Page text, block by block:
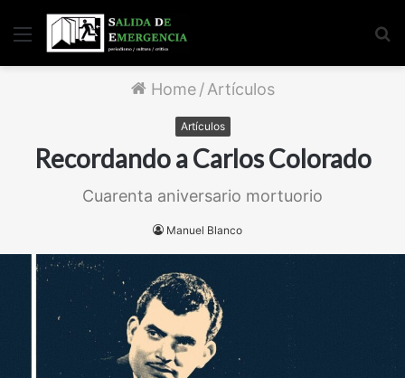
Menu
Home /Artículos
Artículos
Recordando a Carlos Colorado
Cuarenta aniversario mortuorio
Manuel Blanco